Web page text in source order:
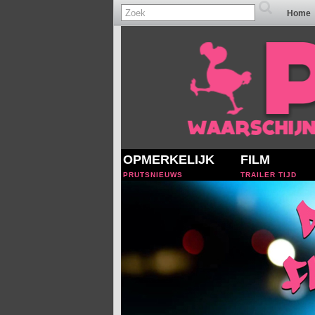
Home
OPMERKELIJK
PRUTSNIEUWS
FILM
TRAILER TIJD